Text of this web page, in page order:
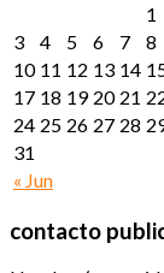
« Jun
1
3
4 5 6 7 8
10 11 12 13 14
17 18 19 20 21
24 25 26 27 28
31
contacto